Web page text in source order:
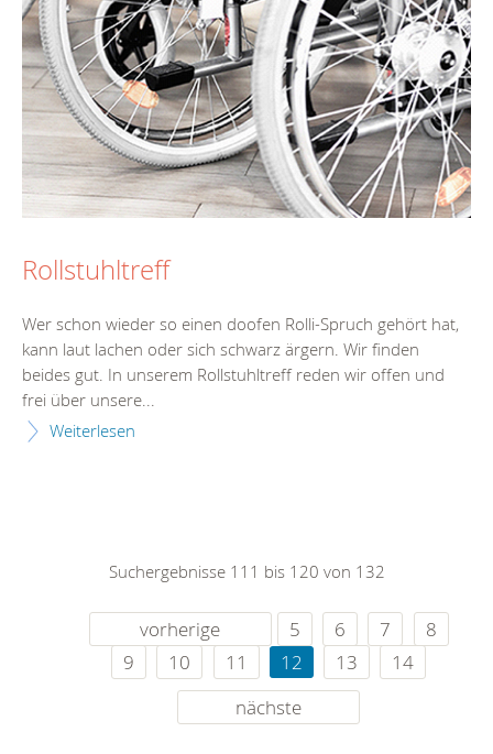
Rollstuhltreff
Wer schon wieder so einen doofen Rolli-Spruch gehört hat,
kann laut lachen oder sich schwarz ärgern. Wir finden
beides gut. In unserem Rollstuhltreff reden wir offen und
frei über unsere...
Weiterlesen
Suchergebnisse 111 bis 120 von 132
vorherige 5 6 7
8
9
10 11 12 13
14
nächste